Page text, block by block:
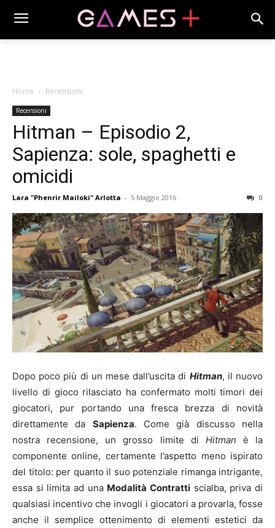
Home Recensioni
Recensioni
Hitman – Episodio 2,
Sapienza: sole, spaghetti e
omicidi
Lara "Phenrir Mailoki" Arlotta - 5 Maggio 2016 0
Dopo poco più di un mese dall’uscita di Hitman, il nuovo
livello di gioco rilasciato ha confermato molti timori dei
giocatori, pur portando una fresca brezza di novità
direttamente da Sapienza. Come già discusso nella
nostra recensione, un grosso limite di Hitman è la
componente online, certamente l’aspetto meno ispirato
del titolo: per quanto il suo potenziale rimanga intrigante,
essa si limita ad una Modalità Contratti scialba, priva di
qualsiasi incentivo che invogli i giocatori a provarla, fosse
anche il semplice ottenimento di elementi estetici da